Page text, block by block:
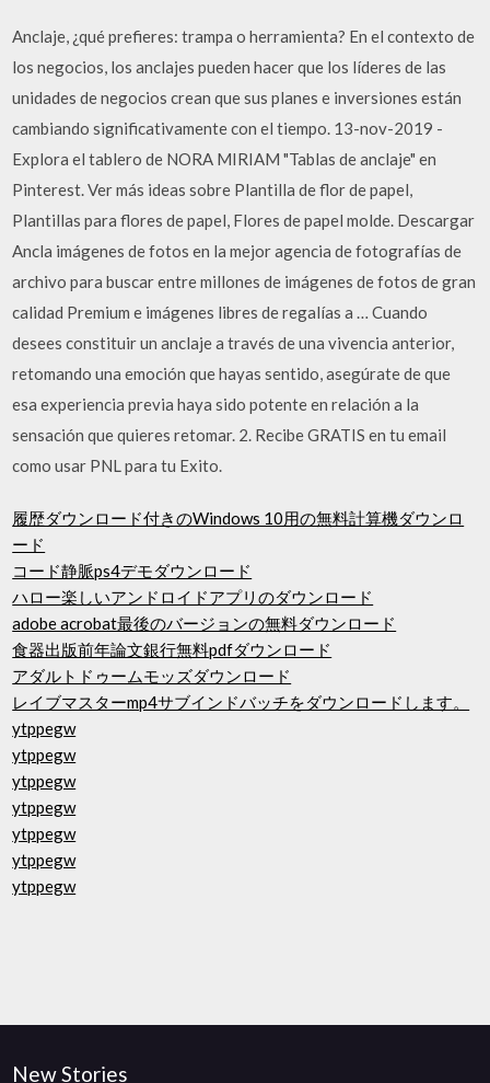
Anclaje, ¿qué prefieres: trampa o herramienta? En el contexto de
los negocios, los anclajes pueden hacer que los líderes de las
unidades de negocios crean que sus planes e inversiones están
cambiando significativamente con el tiempo. 13-nov-2019 -
Explora el tablero de NORA MIRIAM "Tablas de anclaje" en
Pinterest. Ver más ideas sobre Plantilla de flor de papel,
Plantillas para flores de papel, Flores de papel molde. Descargar
Ancla imágenes de fotos en la mejor agencia de fotografías de
archivo para buscar entre millones de imágenes de fotos de gran
calidad Premium e imágenes libres de regalías a … Cuando
desees constituir un anclaje a través de una vivencia anterior,
retomando una emoción que hayas sentido, asegúrate de que
esa experiencia previa haya sido potente en relación a la
sensación que quieres retomar. 2. Recibe GRATIS en tu email
como usar PNL para tu Exito.
履歴ダウンロード付きのWindows 10用の無料計算機ダウンロ
ード
コード静脈ps4デモダウンロード
ハロー楽しいアンドロイドアプリのダウンロード
adobe acrobat最後のバージョンの無料ダウンロード
食器出版前年論文銀行無料pdfダウンロード
アダルトドゥームモッズダウンロード
レイブマスターmp4サブインドバッチをダウンロードします。
ytppegw
ytppegw
ytppegw
ytppegw
ytppegw
ytppegw
ytppegw
New Stories